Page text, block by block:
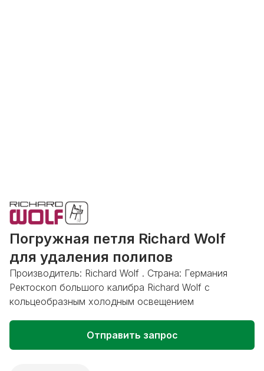
Погружная петля Richard Wolf
для удаления полипов
Производитель: Richard Wolf . Страна: Германия
Ректоскоп большого калибра Richard Wolf с
кольцеобразным холодным освещением
Отправить запрос